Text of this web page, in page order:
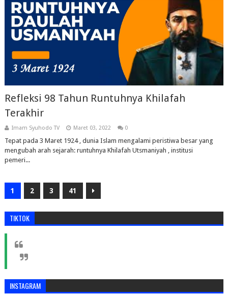
Refleksi 98 Tahun Runtuhnya Khilafah
Terakhir
Imam Syuhodo TV Maret 03, 2022 0
Tepat pada 3 Maret 1924 , dunia Islam mengalami peristiwa besar yang
mengubah arah sejarah: runtuhnya Khilafah Utsmaniyah , institusi
pemeri...
1 2 3 41
TIKTOK
INSTAGRAM